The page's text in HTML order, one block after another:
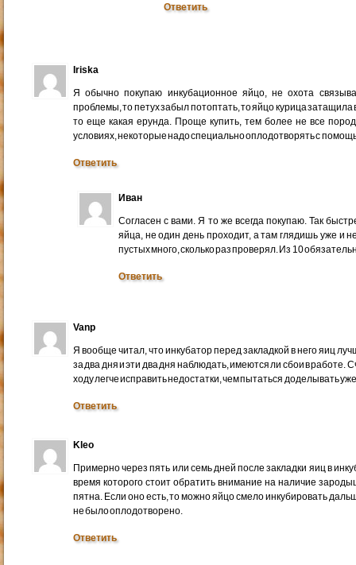
Ответить
Iriska
Я обычно покупаю инкубационное яйцо, не охота
проблемы, то петух забыл потоптать, то яйцо курица
то еще какая ерунда. Проще купить, тем более не все
условиях, некоторые надо специально оплодотворять с
Ответить
Иван
Согласен с вами. Я то же всегда покупаю. Так
яйца, не один день проходит, а там глядишь уже и
пустых много, сколько раз проверял. Из 10
Ответить
Vanp
Я вообще читал, что инкубатор перед закладкой в него яиц
за два дня и эти два дня наблюдать, имеются ли сбои в работе.
ходу легче исправить недостатки, чем пытаться доделывать
Ответить
Kleo
Примерно через пять или семь дней после закладки яиц в
время которого стоит обратить внимание на наличие
пятна. Если оно есть, то можно яйцо смело инкубировать
не было оплодотворено.
Ответить